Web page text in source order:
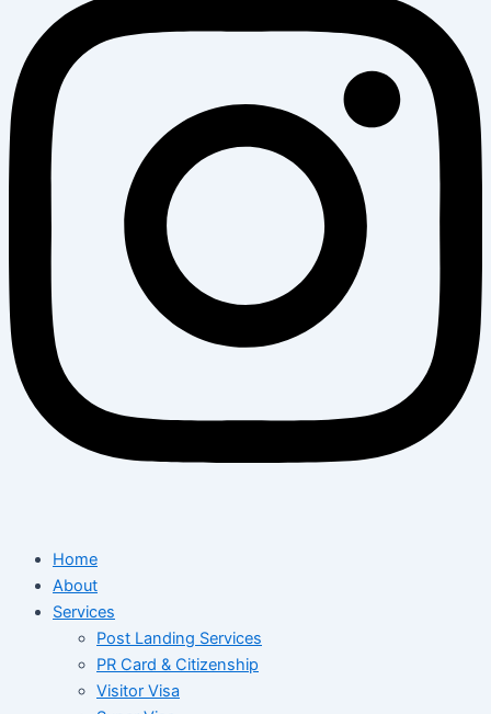
Home
About
Services
Post Landing Services
PR Card & Citizenship
Visitor Visa